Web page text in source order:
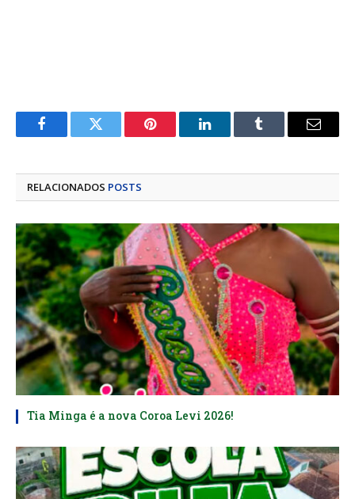
FacebookTwitter Pinterest LinkedInTumblr
E-
RELACIONADOS POSTS
Tia Minga é a nova Coroa Levi 2026!